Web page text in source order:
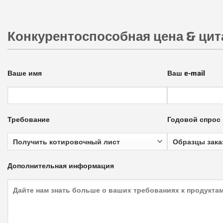
Конкурентоспособная цена &
Ваше имя Ваш e-mail
Требование Годовой спрос
Дополнительная информация